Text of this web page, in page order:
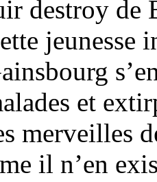
destroy de
jeunesse
et
merveilles
il n’en